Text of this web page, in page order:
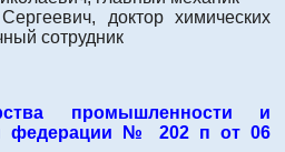
доктор химических
сотрудник
промышленности и
федерации № 202 п от 06